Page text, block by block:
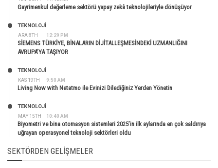
Gayrimenkul değerleme sektörü yapay zekâ teknolojileriyle dönüşüyor
ARA 8TH 12:29 PM
TEKNOLOJİ
SİEMENS TÜRKİYE, BİNALARIN DİJİTALLEŞMESİNDEKİ UZMANLIĞINI
AVRUPA’YA TAŞIYOR
KAS 19TH 9:50 AM
TEKNOLOJİ
Living Now with Netatmo ile Evinizi Dilediğiniz Yerden Yönetin
MAY 15TH 10:40 AM
TEKNOLOJİ
Biyometri ve bina otomasyon sistemleri 2025’in ilk aylarında en çok saldırıya
uğrayan operasyonel teknoloji sektörleri oldu
SEKTÖRDEN GELIŞMELER